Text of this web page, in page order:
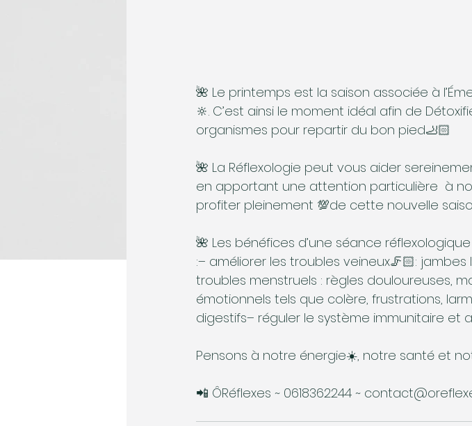
🌺 Le printemps est la saison associée à
🔆. C’est ainsi le moment idéal afin de
organismes pour repartir du bon pied🦶🏻
🌺 La Réflexologie peut vous aider
en apportant une attention particulière  à
profiter pleinement 💯de cette nouvelle
🌺 Les bénéfices d’une séance
:– améliorer les troubles veineux🦵🏻:
troubles menstruels : règles douloureuses,
émotionnels tels que colère, frustrations,
digestifs– réguler le système immunitaire et
Pensons à notre énergie☀️, notre santé et
📲 ÔRéflexes ~ 0618362244 ~